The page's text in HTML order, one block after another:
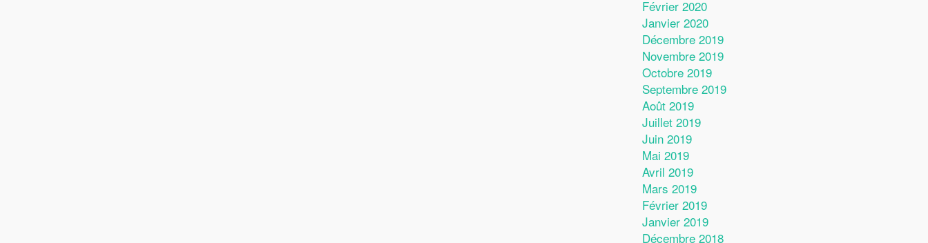
Février 2020
Janvier 2020
Décembre 2019
Novembre 2019
Octobre 2019
Septembre 2019
Août 2019
Juillet 2019
Juin 2019
Mai 2019
Avril 2019
Mars 2019
Février 2019
Janvier 2019
Décembre 2018